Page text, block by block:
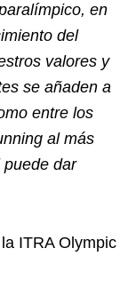
en
del
valores y
se añaden a
entre los
al más
dar
ITRA Olympic